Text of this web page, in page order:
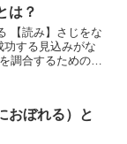
は？
おぼれる）と